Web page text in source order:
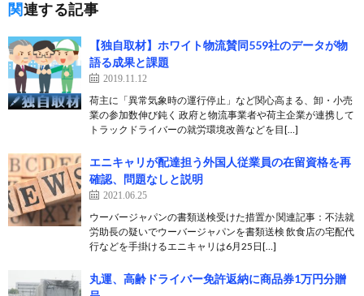
関連する記事
【独自取材】ホワイト物流賛同559社のデータが物
語る成果と課題
2019.11.12
荷主に「異常気象時の運行停止」など関心高まる、卸・小売
業の参加数伸び鈍く 政府と物流事業者や荷主企業が連携して
トラックドライバーの就労環境改善などを目[…]
エニキャリが配達担う外国人従業員の在留資格を再
確認、問題なしと説明
2021.06.25
ウーバージャパンの書類送検受けた措置か 関連記事：不法就
労助長の疑いでウーバージャパンを書類送検 飲食店の宅配代
行などを手掛けるエニキャリは6月25日[…]
丸運、高齢ドライバー免許返納に商品券1万円分贈